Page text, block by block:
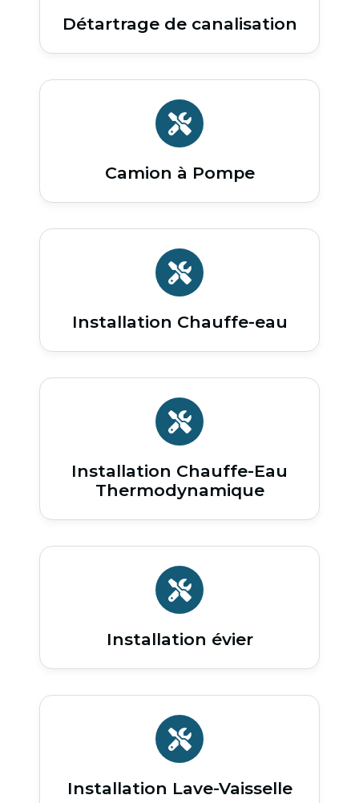
Détartrage de canalisation
Camion à Pompe
Installation Chauffe-eau
Installation Chauffe-Eau
Thermodynamique
Installation évier
Installation Lave-Vaisselle